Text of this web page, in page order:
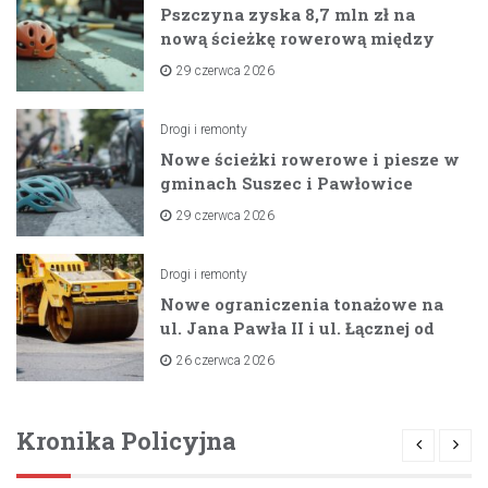
Pszczyna zyska 8,7 mln zł na
nową ścieżkę rowerową między
zaporami
29 czerwca 2026
Drogi i remonty
Nowe ścieżki rowerowe i piesze w
gminach Suszec i Pawłowice
dzięki unijnemu wsparciu
29 czerwca 2026
Drogi i remonty
Nowe ograniczenia tonażowe na
ul. Jana Pawła II i ul. Łącznej od
lipca 2026 roku
26 czerwca 2026
Kronika Policyjna